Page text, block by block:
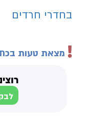
בחדרי חרדים
מצאת טעות